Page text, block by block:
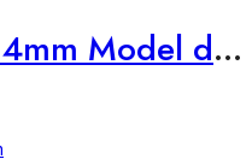
Verighete Aur Alb 4mm Model d825-a